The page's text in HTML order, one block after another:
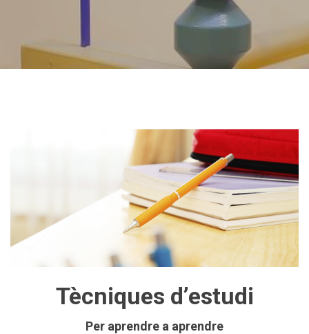
Tècniques d’estudi
Per aprendre a aprendre